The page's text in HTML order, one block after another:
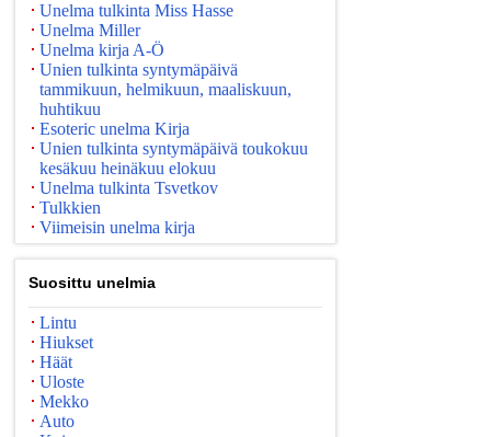
Unelma tulkinta Miss Hasse
Unelma Miller
Unelma kirja A-Ö
Unien tulkinta syntymäpäivä
tammikuun, helmikuun, maaliskuun,
huhtikuu
Esoteric unelma Kirja
Unien tulkinta syntymäpäivä toukokuu
kesäkuu heinäkuu elokuu
Unelma tulkinta Tsvetkov
Tulkkien
Viimeisin unelma kirja
Suosittu unelmia
Lintu
Hiukset
Häät
Uloste
Mekko
Auto